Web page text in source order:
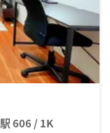
606 / 1K